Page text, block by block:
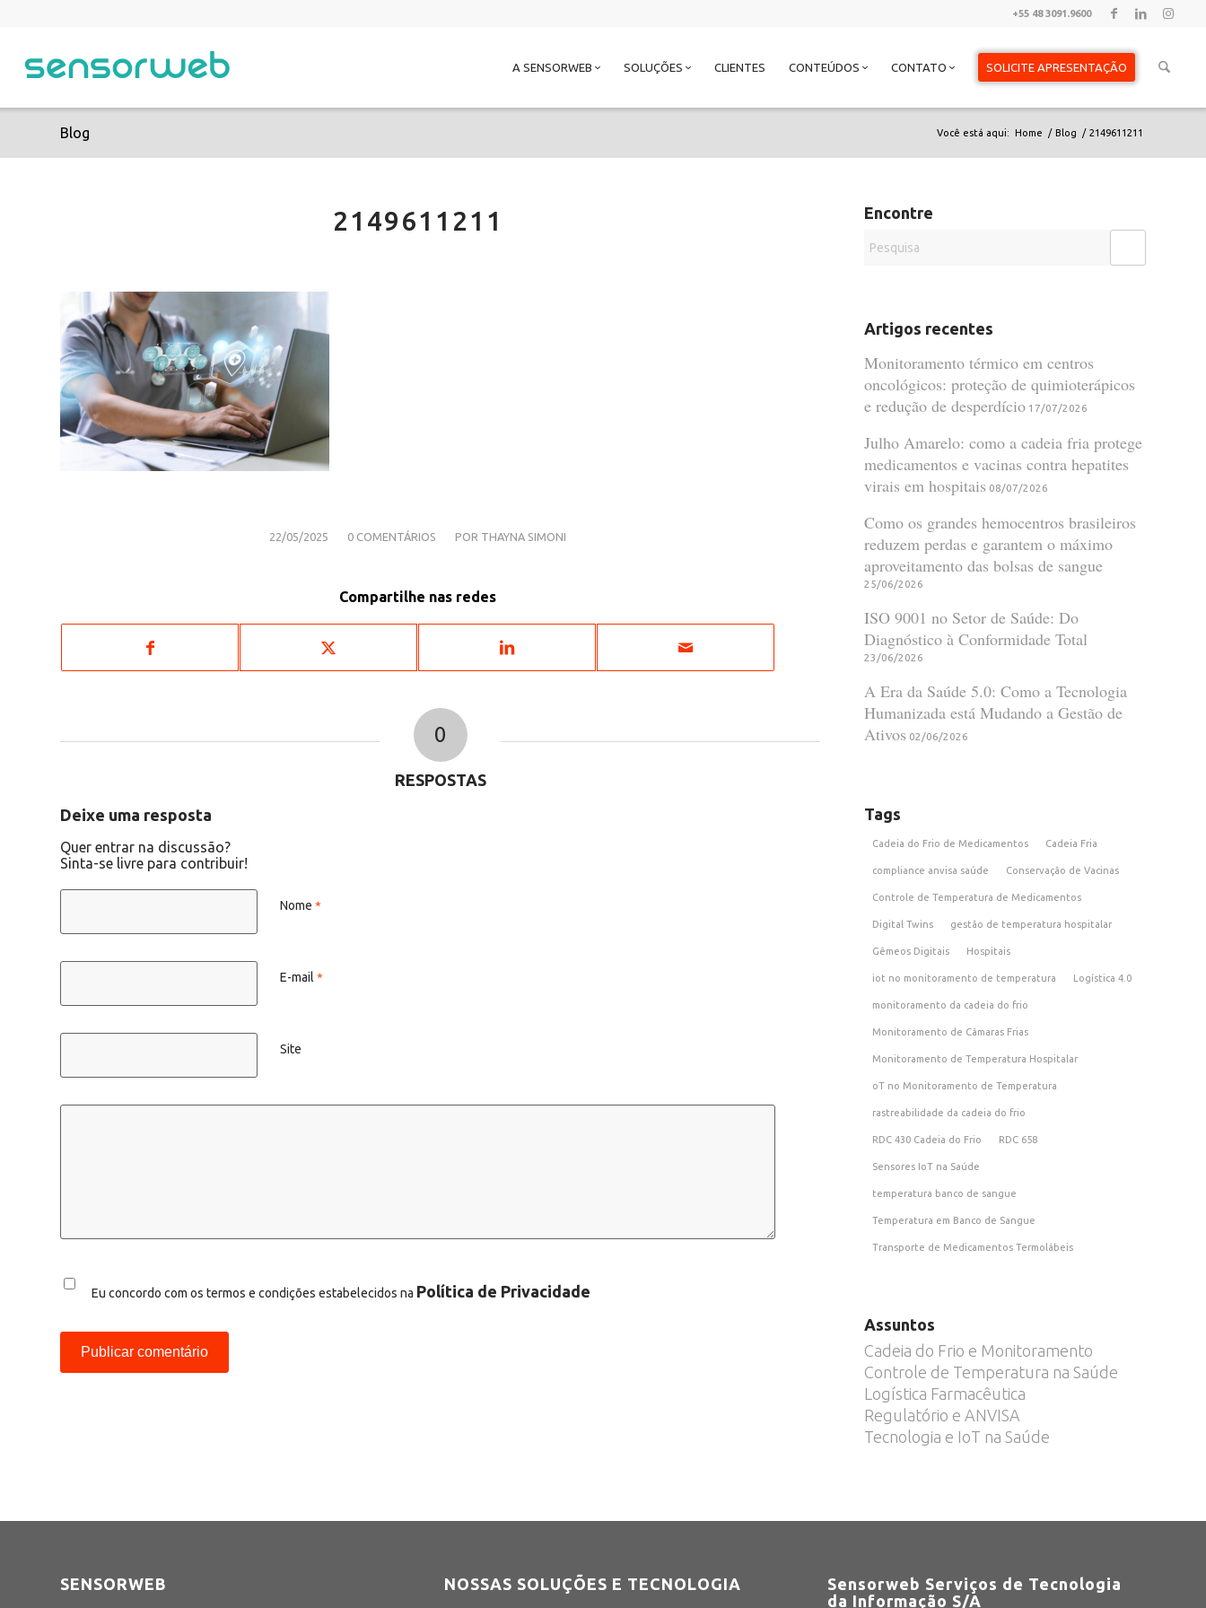
+55 48 3091.9600
A SENSORWEB SOLUÇÕES CLIENTES CONTEÚDOS CONTATO SOLICITE APRESENTAÇÃO
Blog Você está aqui: Home / Blog / 2149611211
2149611211
22/05/2025
/ 0 COMENTÁRIOS
/ POR THAYNA SIMONI
Compartilhe nas redes
0
RESPOSTAS
Deixe uma resposta
Quer entrar na discussão?
Sinta-se livre para contribuir!
Nome *
E-mail *
Site
Eu concordo com os termos e condições estabelecidos na Política de Privacidade
Encontre
Artigos recentes
Monitoramento térmico em centros
oncológicos: proteção de quimioterápicos
e redução de desperdício 17/07/2026
Julho Amarelo: como a cadeia fria protege
medicamentos e vacinas contra hepatites
virais em hospitais 08/07/2026
Como os grandes hemocentros brasileiros
reduzem perdas e garantem o máximo
aproveitamento das bolsas de sangue
25/06/2026
ISO 9001 no Setor de Saúde: Do
Diagnóstico à Conformidade Total
23/06/2026
A Era da Saúde 5.0: Como a Tecnologia
Humanizada está Mudando a Gestão de
Ativos 02/06/2026
Tags
Cadeia do Frio de Medicamentos Cadeia Fria
compliance anvisa saúde Conservação de Vacinas
Controle de Temperatura de Medicamentos
Digital Twins gestão de temperatura hospitalar
Gêmeos Digitais Hospitais
iot no monitoramento de temperatura Logística 4.0
monitoramento da cadeia do frio
Monitoramento de Câmaras Frias
Monitoramento de Temperatura Hospitalar
oT no Monitoramento de Temperatura
rastreabilidade da cadeia do frio
RDC 430 Cadeia do Frio RDC 658
Sensores IoT na Saúde
temperatura banco de sangue
Temperatura em Banco de Sangue
Transporte de Medicamentos Termolábeis
Assuntos
Cadeia do Frio e Monitoramento
Controle de Temperatura na Saúde
Logística Farmacêutica
Regulatório e ANVISA
Tecnologia e IoT na Saúde
SENSORWEB NOSSAS SOLUÇÕES E TECNOLOGIA
Sensorweb Serviços de Tecnologia
da Informação S/A